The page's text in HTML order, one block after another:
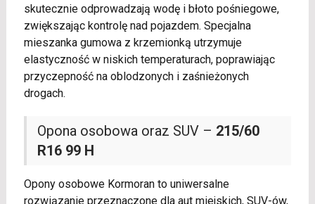
skutecznie odprowadzają wodę i błoto pośniegowe,
zwiększając kontrolę nad pojazdem. Specjalna
mieszanka gumowa z krzemionką utrzymuje
elastyczność w niskich temperaturach, poprawiając
przyczepność na oblodzonych i zaśnieżonych
drogach.
Opona osobowa oraz SUV – 215/60
R16 99 H
Opony osobowe Kormoran to uniwersalne
rozwiązanie przeznaczone dla aut miejskich, SUV-ów,